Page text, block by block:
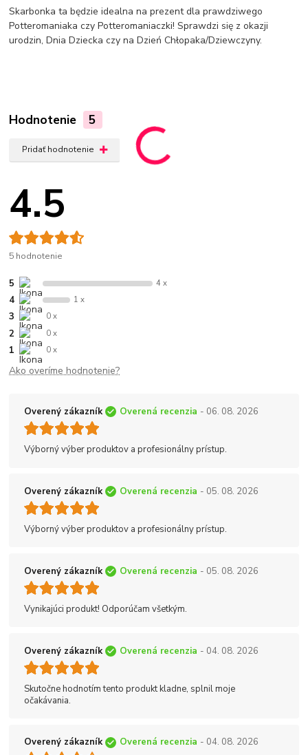
Skarbonka ta będzie idealna na prezent dla prawdziwego
Potteromaniaka czy Potteromaniaczki! Sprawdzi się z okazji
urodzin, Dnia Dziecka czy na Dzień Chłopaka/Dziewczyny.
Hodnotenie 5
Pridať hodnotenie
4.5
5 hodnotenie
5 4 x
4 1 x
3 0 x
2 0 x
1 0 x
Ako overíme hodnotenie?
Overený zákazník Overená recenzia - 06. 08. 2026
Výborný výber produktov a profesionálny prístup.
Overený zákazník Overená recenzia - 05. 08. 2026
Výborný výber produktov a profesionálny prístup.
Overený zákazník Overená recenzia - 05. 08. 2026
Vynikajúci produkt! Odporúčam všetkým.
Overený zákazník Overená recenzia - 04. 08. 2026
Skutočne hodnotím tento produkt kladne, splnil moje
očakávania.
Overený zákazník Overená recenzia - 04. 08. 2026